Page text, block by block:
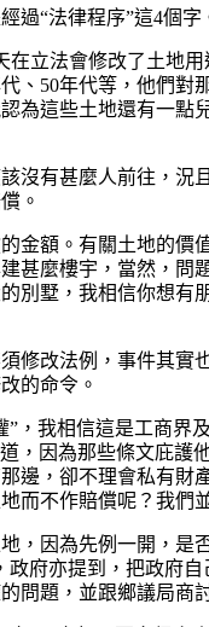
過“法律程序”這4個字
立法會修改了土地
、50年代等，他們對
為這些土地還有一點
沒有甚麼人前往，況
。
金額。有關土地的價
甚麼樓宇，當然，問
別墅，我相信你想有
修改法例，事件其實
的命令。
，我相信這是工商界
，因為那些條文庇護
邊，卻不理會私有財
而不作賠償呢？我們
，因為先例一開，是
府亦提到，把政府
問題，並跟鄉議局商